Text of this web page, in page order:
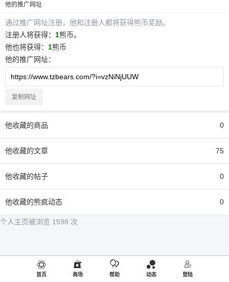
他的推广网址
通过推广网址注册， 他和注册人都将获得熊币奖励。
注册人将获得： 1熊币。
他也将获得： 1熊币
他的推广网址：
复制网址
他收藏的商品 0
他收藏的文章 75
他收藏的帖子 0
他收藏的熊疯动态 0
个人主页被浏览 1598 次
首页 商场 帮助 动态 登陆